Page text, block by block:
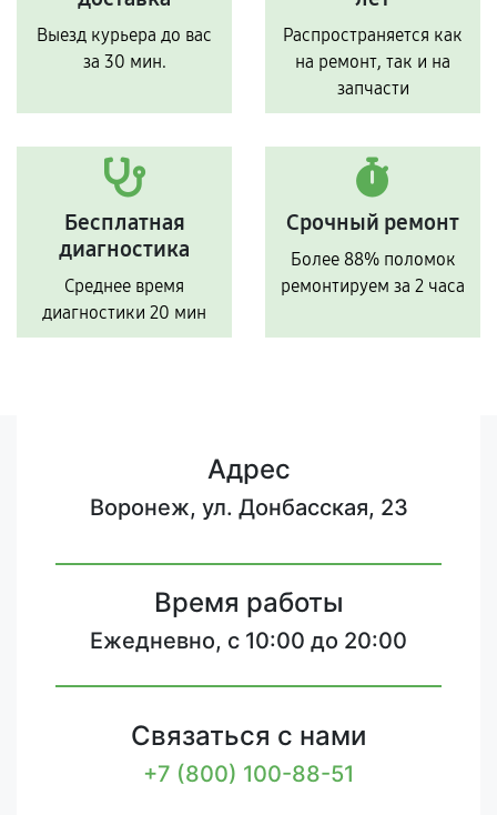
Выезд курьера до вас
за 30 мин.
Распространяется как
на ремонт, так и на
запчасти
Бесплатная
диагностика
Среднее время
диагностики 20 мин
Срочный ремонт
Более 88% поломок
ремонтируем за 2 часа
Адрес
Воронеж, ул. Донбасская, 23
Время работы
Ежедневно, с 10:00 до 20:00
Связаться с нами
+7 (800) 100-88-51